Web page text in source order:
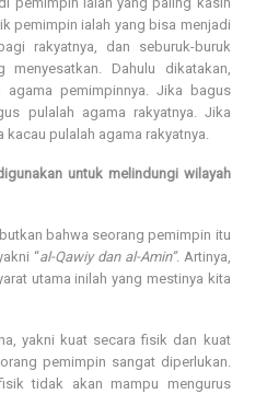
pemimpin ialah yang bisa menjadi
rakyatnya, dan seburuk-buruk
Dahulu dikatakan,
pemimpinnya. Jika bagus
pulalah agama rakyatnya. Jika
pulalah agama rakyatnya.
untuk melindungi wilayah
bahwa seorang pemimpin itu
“al-Qawiy dan al-Amin”. Artinya,
utama inilah yang mestinya kita
yakni kuat secara fisik dan kuat
pemimpin sangat diperlukan.
tidak akan mampu mengurus